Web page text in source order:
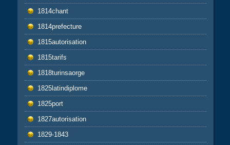
1814chant
1814prefecture
1815autorisation
1815tarifs
1818turinsaorge
1825latindiplome
1825port
1827autorisation
1829-1843